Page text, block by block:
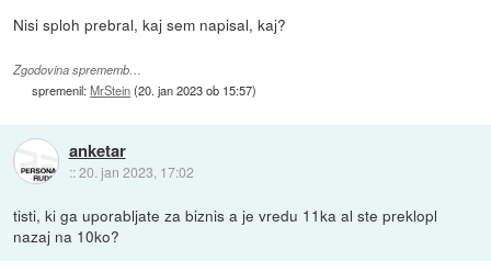
Nisi sploh prebral, kaj sem napisal, kaj?
Zgodovina sprememb…
spremenil:MrStein(20. jan 2023 ob 15:57)
anketar
::20. jan 2023, 17:02
tisti, ki ga uporabljate za biznis a je vredu 11ka al ste preklopl
nazaj na 10ko?